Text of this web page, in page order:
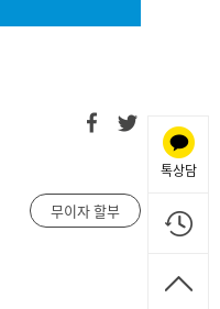
무이자 할부
톡상담